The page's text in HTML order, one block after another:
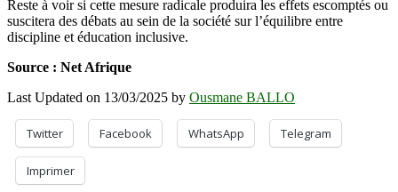
Reste à voir si cette mesure radicale produira les effets escomptés ou
suscitera des débats au sein de la société sur l’équilibre entre
discipline et éducation inclusive.
Source : Net Afrique
Last Updated on 13/03/2025 by Ousmane BALLO
Twitter Facebook WhatsApp Telegram
Imprimer